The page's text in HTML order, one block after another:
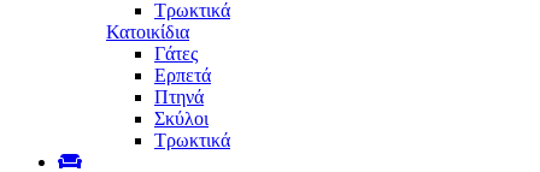
Τρωκτικά
Κατοικίδια
Γάτες
Ερπετά
Πτηνά
Σκύλοι
Τρωκτικά